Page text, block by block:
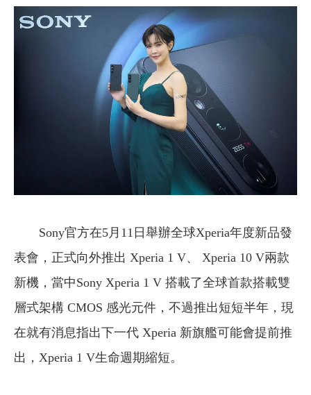
Sony官方在5月11日舉辦全球Xperia年度新品發
表會，正式向外推出 Xperia 1 V、 Xperia 10 V兩款
新機，當中Sony Xperia 1 V 搭載了全球首款搭載雙
層式架構 CMOS 感光元件，不過推出短短半年，現
在就有消息指出下一代 Xperia 新旗艦可能會提前推
出，Xperia 1 V生命週期縮短。